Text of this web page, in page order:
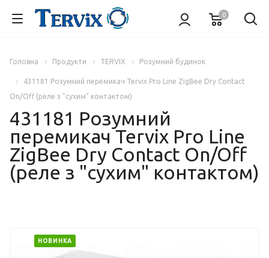
0
Головна Продукти TERVIX Розумний будинок
431181 Розумний перемикач Tervix Pro Line ZigBee Dry Contact
On/Off (реле з "сухим" контактом)
431181 Розумний
перемикач Tervix Pro Line
ZigBee Dry Contact On/Off
(реле з "сухим" контактом)
НОВИНКА